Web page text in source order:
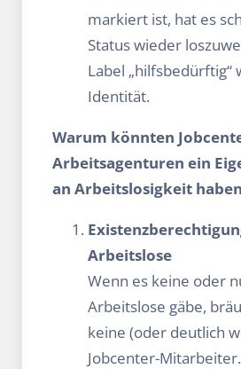
markiert ist, hat es
Status wieder
Label „hilfsbedürftig“
Identität.
Warum könnten
Arbeitsagenturen ein
an Arbeitslosigkeit
Arbeitslose
Wenn es keine oder
Arbeitslose gäbe,
keine (oder deutlich
Jobcenter-Mitarbeiter.